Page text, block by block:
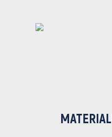
MATERIAL